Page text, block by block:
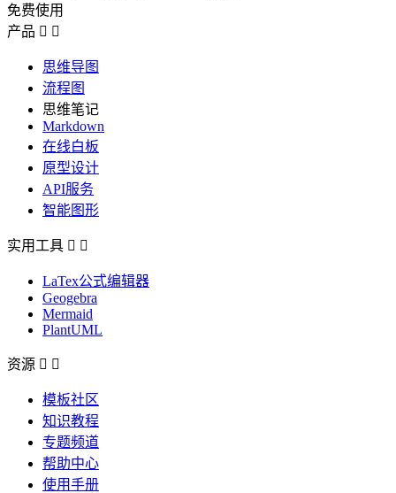
免费使用
产品  
思维导图
流程图
思维笔记
Markdown
在线白板
原型设计
API服务
智能图形
实用工具  
LaTex公式编辑器
Geogebra
Mermaid
PlantUML
资源  
模板社区
知识教程
专题频道
帮助中心
使用手册